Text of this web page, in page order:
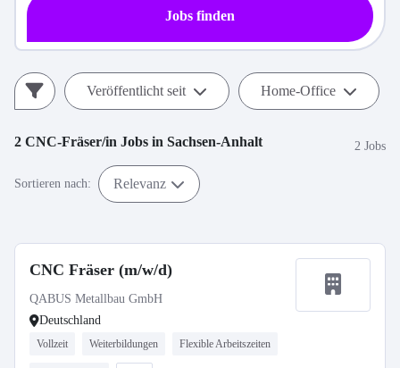
Jobs finden
Veröffentlicht seit Home-Office
2 CNC-Fräser/in Jobs in Sachsen-Anhalt 2 Jobs
Sortieren nach: Relevanz
CNC Fräser (m/w/d)
QABUS Metallbau GmbH
Deutschland
Vollzeit Weiterbildungen Flexible Arbeitszeiten